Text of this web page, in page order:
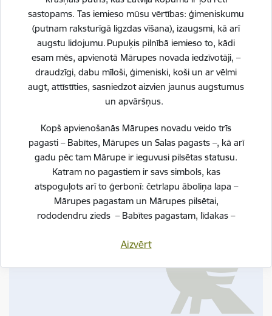
sastopams. Tas iemieso mūsu vērtības: ģimeniskumu
(putnam raksturīgā ligzdas vīšana), izaugsmi, kā arī
augstu lidojumu. Pupuķis pilnībā iemieso to, kādi
esam mēs, apvienotā Mārupes novada iedzīvotāji, –
draudzīgi, dabu mīloši, ģimeniski, koši un ar vēlmi
augt, attīstīties, sasniedzot aizvien jaunus augstumus
un apvāršņus.
Kopš apvienošanās Mārupes novadu veido trīs
pagasti – Babītes, Mārupes un Salas pagasts –, kā arī
gadu pēc tam Mārupe ir ieguvusi pilsētas statusu.
Katram no pagastiem ir savs simbols, kas
atspoguļots arī to ģerbonī: četrlapu āboliņa lapa –
Mārupes pagastam un Mārupes pilsētai,
rododendru zieds – Babītes pagastam, līdakas –
simbolus vienotā, stilizētā vizuālā rakstā – kā stāstu
par mums pašiem. Mēs esam dažādi, bet kopā
veidojam vienotu, košu un pilnīgu novadu.
Aizvērt
Teritorijas labiekārtošana pie Spuņņupes
peldvietas
21.01.2026. ERAF Infrastruktūra
13.05.2026. 2026. gada maijā projekta “Teritorijas
būvdarbi adresē "Loki", Spuņciems, Salas pagasts, Mārupes
novads. Projekta ietvaros tiks izveidota mūsdienīga,
ilgtspējīga un…